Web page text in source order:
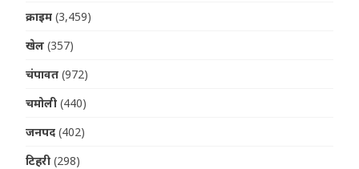
क्राइम (3,459)
खेल (357)
चंपावत (972)
चमोली (440)
जनपद (402)
टिहरी (298)